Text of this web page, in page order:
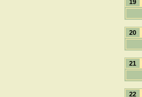
19
20
21
22